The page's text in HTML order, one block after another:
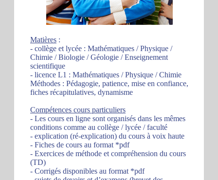
Matières :
- collège et lycée : Mathématiques / Physique /
Chimie / Biologie / Géologie / Enseignement
scientifique
- licence L1 : Mathématiques / Physique / Chimie
Méthodes : Pédagogie, patience, mise en confiance,
fiches récapitulatives, dynamisme
Compétences cours particuliers
- Les cours en ligne sont organisés dans les mêmes
conditions comme au collège / lycée / faculté
- explication (ré-explication) du cours à voix haute
- Fiches de cours au format *pdf
- Exercices de méthode et compréhension du cours
(TD)
- Corrigés disponibles au format *pdf